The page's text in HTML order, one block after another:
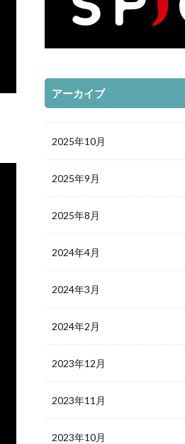
アーカイブ
2025年10月
2025年9月
2025年8月
2024年4月
2024年3月
2024年2月
2023年12月
2023年11月
2023年10月